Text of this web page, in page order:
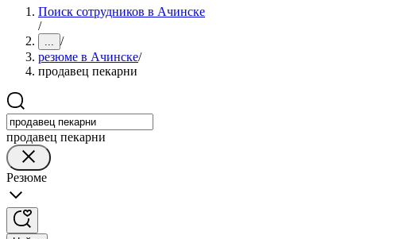
Поиск сотрудников в Ачинске
/
... /
резюме в Ачинске/
продавец пекарни
продавец пекарни
Резюме